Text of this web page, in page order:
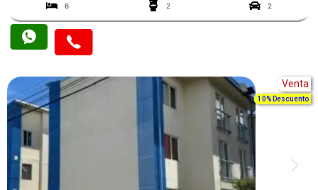
6
2 2
Venta
10% Descuento